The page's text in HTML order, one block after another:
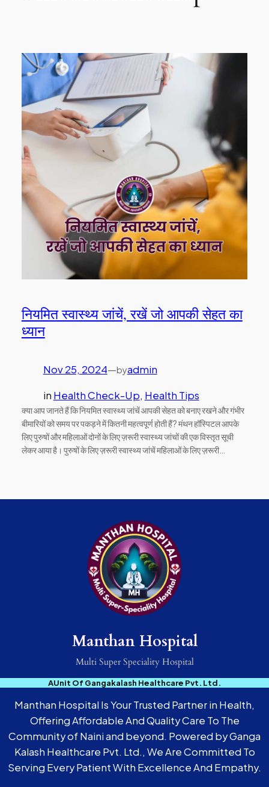
नियमित स्वास्थ्य जांचें, रखें जो आपकी सेहत का
ध्यान
Nov 25, 2024—byadmin
in Health Check-Up, Health Tips
क्या आप जानते हैं कि नियमित स्वास्थ्य जांचें आपकी सेहत को बनाए रखने और गंभीर
बीमारियों को समय पर पकड़ने में कितनी महत्वपूर्ण होती हैं? मंथन हॉस्पिटल आपके
लिए पुरुषों और महिलाओं दोनों के लिए ज़रूरी स्वास्थ्य जांचों की एक विस्तृत सूची
लेकर आया है। पुरुषों के लिए ज़रूरी स्वास्थ्य जांचें महिलाओं के लिए ज़रूरी…
Manthan Hospital
Multi Super Speciality Hospital
AUnit Of Gangakalash Healthcare Pvt. Ltd.
Manthan Hospital Is Your Trusted Partner in Health,
Offering Affordable And Quality Care To The
Community of Naini and beyond. Powered by Ganga
Kalash Healthcare Pvt. Ltd., We Are Committed To
Serving Every Patient With Excellence And Empathy.